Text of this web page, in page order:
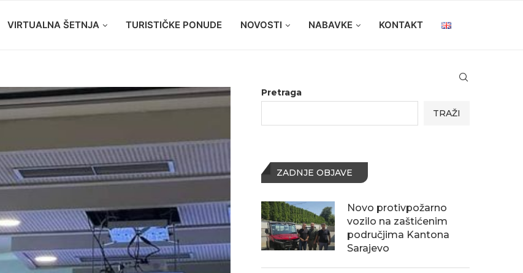
VIRTUALNA ŠETNJA TURISTIČKE PONUDE NOVOSTI NABAVKE KONTAKT
Pretraga
TRAŽI
ZADNJE OBJAVE
Novo protivpožarno
vozilo na zaštićenim
područjima Kantona
Sarajevo